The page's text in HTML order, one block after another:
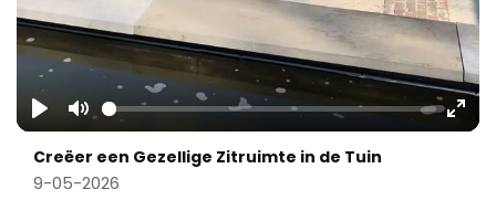
Play Mute
Creëer een Gezellige Zitruimte in de Tuin
9-05-2026